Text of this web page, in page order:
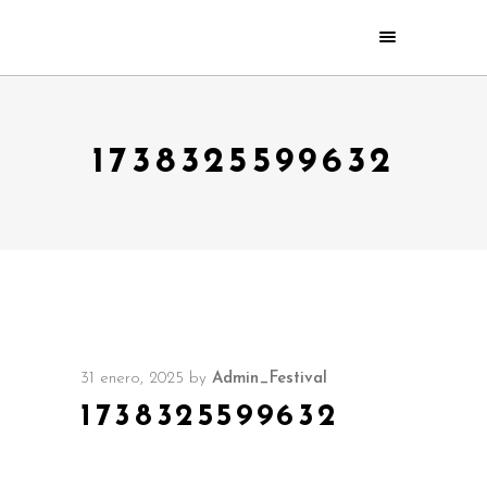
1738325599632
31 enero, 2025 by Admin_Festival
1738325599632